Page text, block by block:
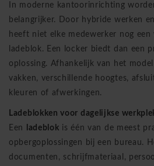
In moderne kantoorinrichting
belangrijker. Door hybride werken
heeft niet elke medewerker nog een
ladeblok. Een locker biedt dan een
oplossing. Afhankelijk van het
vakken, verschillende hoogtes,
kleuren of afwerkingen.
Ladeblokken voor dagelijkse
Een
ladeblok is één van de meest
opbergoplossingen bij een bureau.
documenten, schrijfmateriaal,